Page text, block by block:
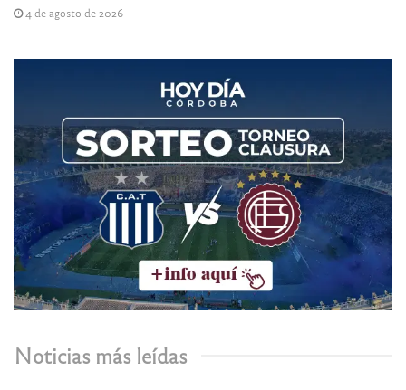
4 de agosto de 2026
Noticias más leídas